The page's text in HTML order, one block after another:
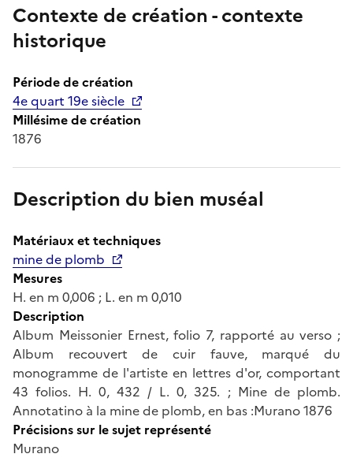
Contexte de création - contexte
historique
Période de création
4e quart 19e siècle
Millésime de création
1876
Description du bien muséal
Matériaux et techniques
mine de plomb
Mesures
H. en m 0,006 ; L. en m 0,010
Description
Album Meissonier Ernest, folio 7, rapporté au verso ;
Album recouvert de cuir fauve, marqué du
monogramme de l'artiste en lettres d'or, comportant
43 folios. H. 0, 432 / L. 0, 325. ; Mine de plomb.
Annotatino à la mine de plomb, en bas :Murano 1876
Précisions sur le sujet représenté
Murano